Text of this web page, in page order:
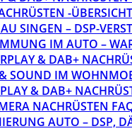
-ÜBERSICHT
SINGEN – DSP-
IM AUTO –
& DAB+
SOUND IM
& DAB+
NACHRÜSTEN
AUTO – DSP,